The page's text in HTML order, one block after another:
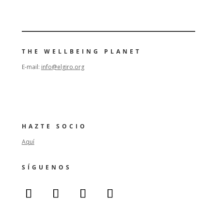
THE WELLBEING PLANET
E-mail: info@elgiro.org
HAZTE SOCIO
Aquí
SÍGUENOS